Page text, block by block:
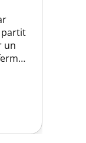
partit
un